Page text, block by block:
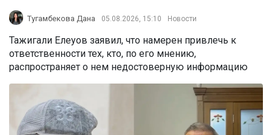
Тугамбекова Дана 05.08.2026, 15:10 Новости
Тажигали Елеуов заявил, что намерен привлечь к
ответственности тех, кто, по его мнению,
распространяет о нем недостоверную информацию